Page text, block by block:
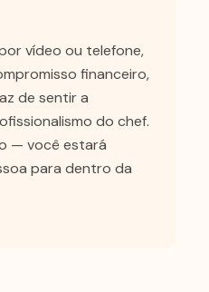
vídeo ou telefone,
financeiro,
de sentir a
do chef.
— você estará
para dentro da